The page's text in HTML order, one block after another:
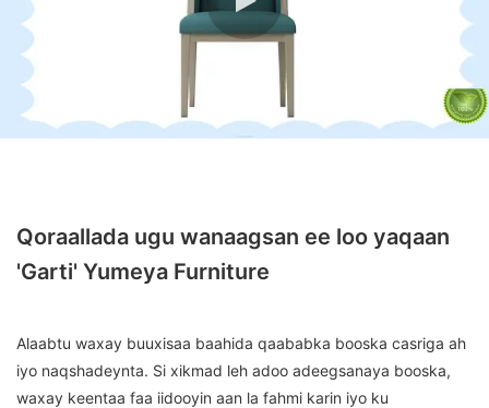
Qoraallada ugu wanaagsan ee loo yaqaan
'Garti' Yumeya Furniture
Alaabtu waxay buuxisaa baahida qaababka booska casriga ah
iyo naqshadeynta. Si xikmad leh adoo adeegsanaya booska,
waxay keentaa faa iidooyin aan la fahmi karin iyo ku